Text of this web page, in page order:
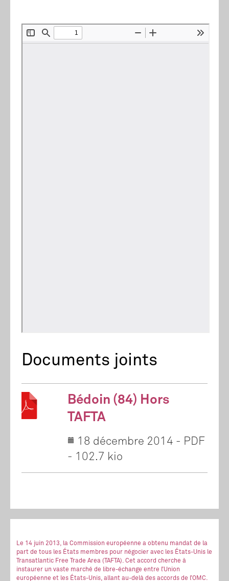
Documents joints
Bédoin (84) Hors
TAFTA
18 décembre 2014 - PDF
- 102.7 kio
Le 14 juin 2013, la Commission européenne a obtenu mandat de la
part de tous les États membres pour négocier avec les États-Unis le
Transatlantic Free Trade Area (TAFTA). Cet accord cherche à
instaurer un vaste marché de libre-échange entre l’Union
européenne et les États-Unis, allant au-delà des accords de l’OMC.